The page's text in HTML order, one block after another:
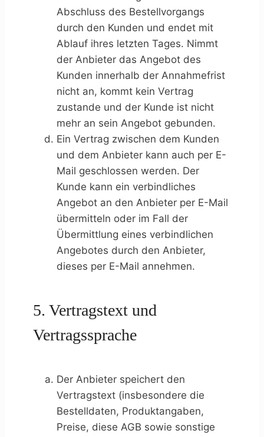
Abschluss des Bestellvorgangs
durch den Kunden und endet mit
Ablauf ihres letzten Tages. Nimmt
der Anbieter das Angebot des
Kunden innerhalb der Annahmefrist
nicht an, kommt kein Vertrag
zustande und der Kunde ist nicht
mehr an sein Angebot gebunden.
Ein Vertrag zwischen dem Kunden
und dem Anbieter kann auch per E-
Mail geschlossen werden. Der
Kunde kann ein verbindliches
Angebot an den Anbieter per E-Mail
übermitteln oder im Fall der
Übermittlung eines verbindlichen
Angebotes durch den Anbieter,
dieses per E-Mail annehmen.
5. Vertragstext und
Vertragssprache
Der Anbieter speichert den
Vertragstext (insbesondere die
Bestelldaten, Produktangaben,
Preise, diese AGB sowie sonstige